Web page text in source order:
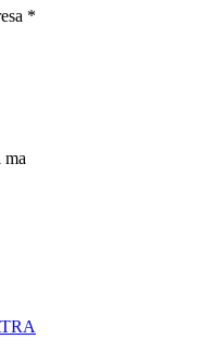
*
ma